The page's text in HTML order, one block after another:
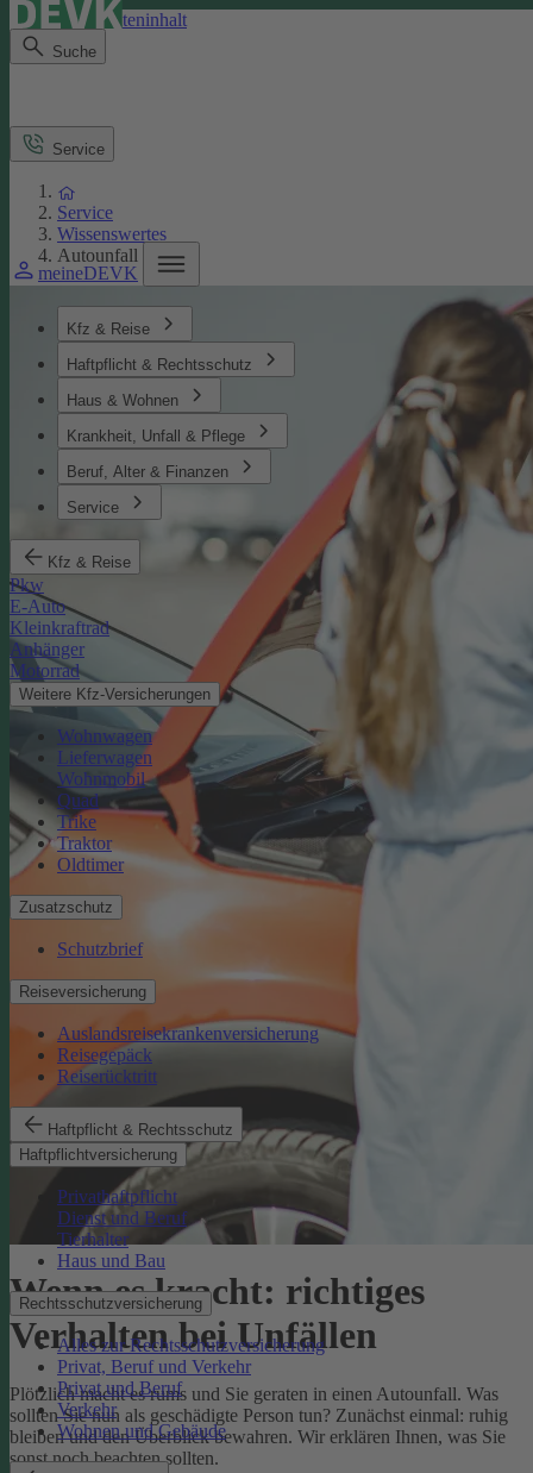
Direkt zum Seiteninhalt
Suche
meineDEVK
Kfz & Reise
Haftpflicht & Rechtsschutz
Haus & Wohnen
Krankheit, Unfall & Pflege
Beruf, Alter & Finanzen
Service
Kfz & Reise
Pkw
E-Auto
Kleinkraftrad
Anhänger
Motorrad
Weitere Kfz-Versicherungen
Wohnwagen
Lieferwagen
Wohnmobil
Quad
Trike
Traktor
Oldtimer
Zusatzschutz
Schutzbrief
Reiseversicherung
Auslandsreisekrankenversicherung
Reisegepäck
Reiserücktritt
Haftpflicht & Rechtsschutz
Haftpflichtversicherung
Privathaftpflicht
Dienst und Beruf
Tierhalter
Haus und Bau
Rechtsschutzversicherung
Alles zur Rechtsschutzversicherung
Privat, Beruf und Verkehr
Privat und Beruf
Verkehr
Wohnen und Gebäude
Service
Service
Wissenswertes
Autounfall
Wenn es kracht: richtiges
Verhalten bei Unfällen
Plötzlich macht es rums und Sie geraten in einen Autounfall. Was
sollten Sie nun als geschädigte Person tun? Zunächst einmal: ruhig
bleiben und den Überblick bewahren. Wir erklären Ihnen, was Sie
sonst noch beachten sollten.